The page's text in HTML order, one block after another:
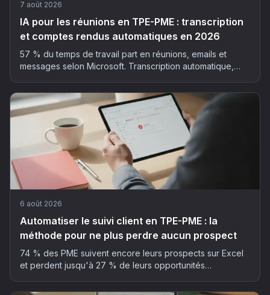
7 août 2026
IA pour les réunions en TPE-PME : transcription
et comptes rendus automatiques en 2026
57 % du temps de travail part en réunions, emails et
messages selon Microsoft. Transcription automatique,
outils pour déployer l'IA dans vos réunions, sans faux pas
RGPD.
6 août 2026
Automatiser le suivi client en TPE-PME : la
méthode pour ne plus perdre aucun prospect
74 % des PME suivent encore leurs prospects sur Excel
et perdent jusqu'à 27 % de leurs opportunités
son suivi client sans y passer ses soirées.